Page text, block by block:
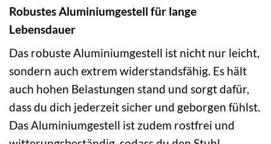
Robustes Aluminiumgestell für lange
Lebensdauer
Das robuste Aluminiumgestell ist nicht nur leicht,
sondern auch extrem widerstandsfähig. Es hält
auch hohen Belastungen stand und sorgt dafür,
dass du dich jederzeit sicher und geborgen fühlst.
Das Aluminiumgestell ist zudem rostfrei und